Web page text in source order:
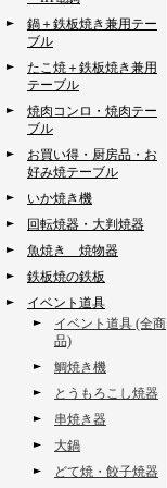
鍋＋鉄板焼き兼用テー
ブル
たこ焼＋鉄板焼き兼用
テーブル
焼肉コンロ・焼肉テー
ブル
お買い得・厨房品・お
好み焼テーブル
いか焼き機
回転焼器・大判焼器
魚焼き 焼物器
鉄板焼の鉄板
イベント道具
イベント道具 (全商
品)
鯛焼き機
とうもろこし焼器
串焼き器
大鍋
どて焼・餃子焼器